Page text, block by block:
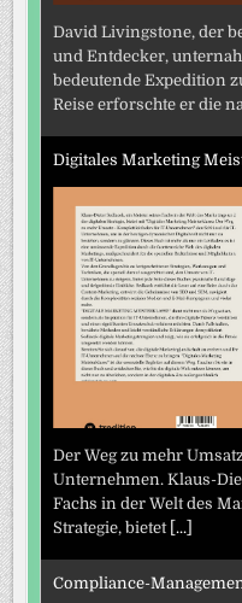
David Livingstone, der
und Entdecker,
bedeutende Expedition
Reise erforschte er die
Digitales Marketing
Der Weg zu mehr
Unternehmen. Klaus-
Fachs in der Welt des
Strategie, bietet [...]
Compliance-